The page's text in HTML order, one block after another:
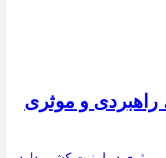
راهبردی و موثری